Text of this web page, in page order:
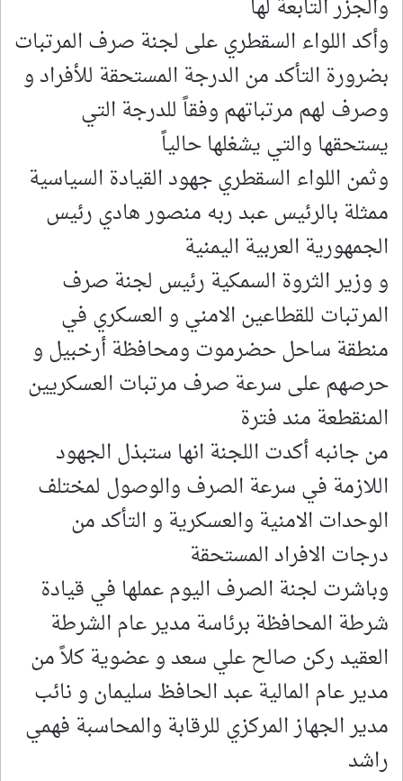
والجزر التابعة لها
وأكد اللواء السقطري على لجنة صرف المرتبات
بضرورة التأكد من الدرجة المستحقة للأفراد و
وصرف لهم مرتباتهم وفقاً للدرجة التي
يستحقها والتي يشغلها حالياً
وثمن اللواء السقطري جهود القيادة السياسية
ممثلة بالرئيس عبد ربه منصور هادي رئيس
الجمهورية العربية اليمنية
و وزير الثروة السمكية رئيس لجنة صرف
المرتبات للقطاعين الامني و العسكري في
منطقة ساحل حضرموت ومحافظة أرخبيل و
حرصهم على سرعة صرف مرتبات العسكريين
المنقطعة مند فترة
من جانبه أكدت اللجنة انها ستبذل الجهود
اللازمة في سرعة الصرف والوصول لمختلف
الوحدات الامنية والعسكرية و التأكد من
درجات الافراد المستحقة
وباشرت لجنة الصرف اليوم عملها في قيادة
شرطة المحافظة برئاسة مدير عام الشرطة
العقيد ركن صالح علي سعد و عضوية كلاً من
مدير عام المالية عبد الحافظ سليمان و نائب
مدير الجهاز المركزي للرقابة والمحاسبة فهمي
راشد